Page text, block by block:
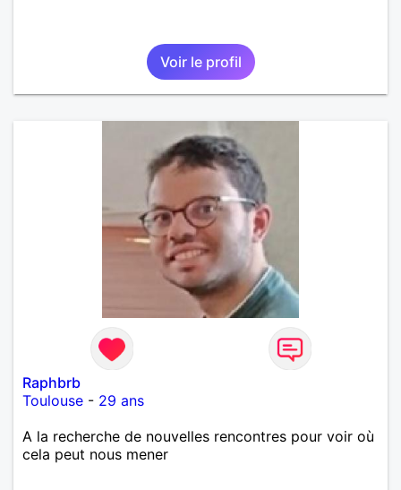
Voir le profil
Raphbrb
Toulouse - 29 ans
A la recherche de nouvelles rencontres pour voir où
cela peut nous mener